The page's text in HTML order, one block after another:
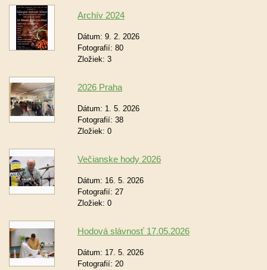
Archív 2024
Dátum: 9. 2. 2026
Fotografií: 80
Zložiek: 3
2026 Praha
Dátum: 1. 5. 2026
Fotografií: 38
Zložiek: 0
Večianske hody 2026
Dátum: 16. 5. 2026
Fotografií: 27
Zložiek: 0
Hodová slávnosť 17.05.2026
Dátum: 17. 5. 2026
Fotografií: 20